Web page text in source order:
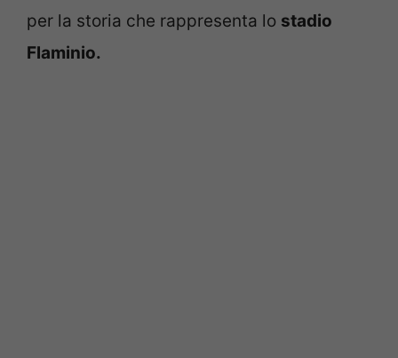
per la storia che rappresenta lo stadio
Flaminio.